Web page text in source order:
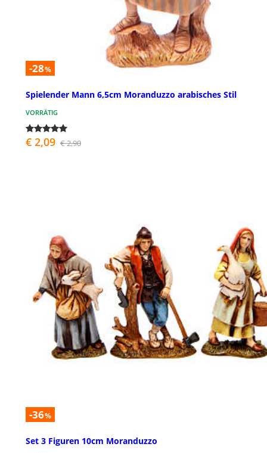
-28%
Spielender Mann 6,5cm Moranduzzo arabisches Stil
VORRÄTIG
€ 2,09 € 2,90
-36%
Set 3 Figuren 10cm Moranduzzo